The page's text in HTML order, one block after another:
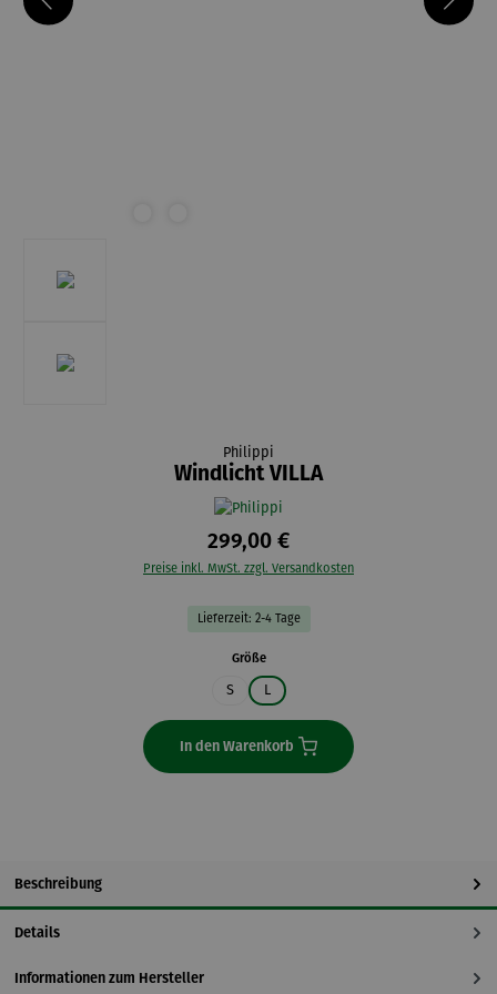
Philippi
Windlicht VILLA
299,00 €
Preise inkl. MwSt. zzgl. Versandkosten
Lieferzeit: 2-4 Tage
Größeauswählen
S L
In den Warenkorb
Beschreibung
Details
Informationen zum Hersteller